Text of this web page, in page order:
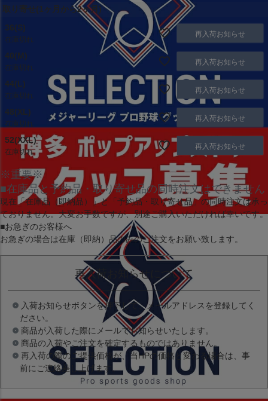
取り寄せ(1ヶ月から2ヶ月)
36(S)
在庫切れ
再入荷お知らせ
40(M)
在庫切れ
再入荷お知らせ
44(L)
在庫切れ
再入荷お知らせ
48(XL)
在庫切れ
再入荷お知らせ
52(XXL)
在庫切れ
再入荷お知らせ
※重要※
■在庫品と予約品・取り寄せ品の同時注文はできません
現在 「在庫品（即納品）」と 「予約品・取り寄せ品」の同時注文は承っ
ておりません。大変お手数ですが、別途ご購入いただければ幸いです。
■お急ぎのお客様へ
お急ぎの場合は在庫（即納）品のみのご注文をお願い致します。
再入荷お知らせについて
入荷お知らせボタンを押下して、メールアドレスを登録してく
ださい。
商品が入荷した際にメールでお知らせいたします。
商品の入荷やご注文を確定するものではありません。
再入荷の際のご提供価格が、当HPの価格と変わる場合は、事
前にご連絡差し上げます。